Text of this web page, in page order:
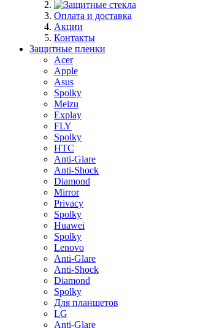
Оплата и доставка
Акции
Контакты
Защитные пленки
Acer
Apple
Asus
Spolky
Meizu
Explay
FLY
Spolky
HTC
Anti-Glare
Anti-Shock
Diamond
Mirror
Privacy
Spolky
Huawei
Spolky
Lenovo
Anti-Glare
Anti-Shock
Diamond
Spolky
Для планшетов
LG
Anti-Glare